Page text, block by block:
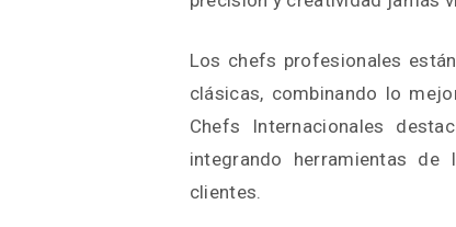
Los chefs profesionales
clásicas, combinando lo
Chefs Internacionales
integrando herramientas
clientes.